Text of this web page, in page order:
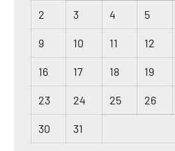
2 3 4 5
9 10 11 12
16 17 18 19
23 24 25 26
30 31